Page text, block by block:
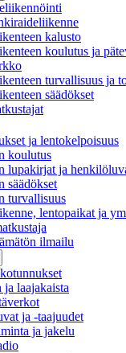
kalusto
koulutus ja
turvallisuus ja
säädökset
ja lentokelpoisuus
koulutus
lupakirjat ja
säädökset
turvallisuus
lentopaikat ja
ilmailu
ja laajakaista
ja -taajuudet
ja jakelu